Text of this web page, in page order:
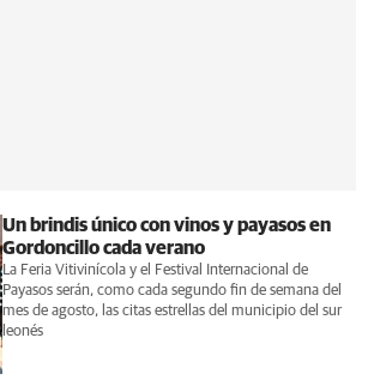
Un brindis único con vinos y payasos en
Gordoncillo cada verano
La Feria Vitivinícola y el Festival Internacional de
Payasos serán, como cada segundo fin de semana del
mes de agosto, las citas estrellas del municipio del sur
leonés